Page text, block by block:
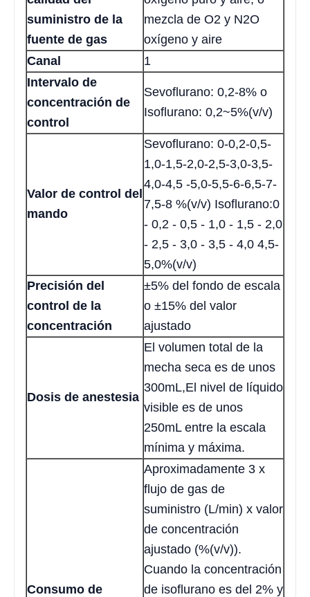
suministro de la
fuente de gas
mezcla de O2 y N2O
oxígeno y aire
Canal
1
Intervalo de
concentración de
control
Sevoflurano: 0,2-8% o
Isoflurano: 0,2~5%(v/v)
Valor de control del
mando
Sevoflurano: 0-0,2-0,5-
1,0-1,5-2,0-2,5-3,0-3,5-
4,0-4,5 -5,0-5,5-6-6,5-7-
7,5-8 %(v/v) Isoflurano:0
- 0,2 - 0,5 - 1,0 - 1,5 - 2,0
- 2,5 - 3,0 - 3,5 - 4,0 4,5-
5,0%(v/v)
Precisión del
control de la
concentración
±5% del fondo de escala
o ±15% del valor
ajustado
Dosis de anestesia
El volumen total de la
mecha seca es de unos
300mL,El nivel de líquido
visible es de unos
250mL entre la escala
mínima y máxima.
Consumo de
Aproximadamente 3 x
flujo de gas de
suministro (L/min) x valor
de concentración
ajustado (%(v/v)).
Cuando la concentración
de isoflurano es del 2% y